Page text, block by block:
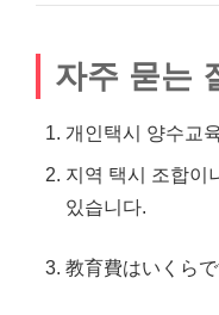
자주 묻는
개인택시 양수교
지역 택시 조합이
있습니다.
教育費はいくらで